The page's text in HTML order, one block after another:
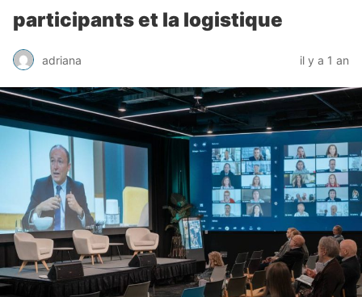
participants et la logistique
adriana il y a 1 an